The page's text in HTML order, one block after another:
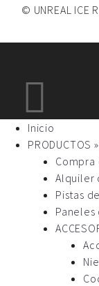
© UNREAL ICE
Inicio
PRODUCTOS »
Alquiler
Pistas